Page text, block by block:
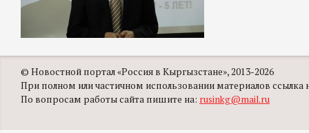
© Новостной портал «Россия в Кыргызстане», 2013-2026
При полном или частичном использовании материалов ссылка
По вопросам работы сайта пишите на: rusinkg@mail.ru